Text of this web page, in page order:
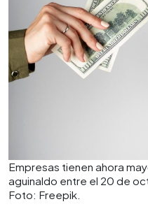
Empresas tienen ahora
aguinaldo entre el 20 de
Foto: Freepik.